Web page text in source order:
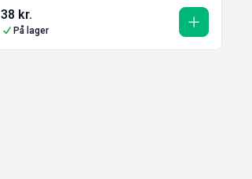
38 kr.
På lager